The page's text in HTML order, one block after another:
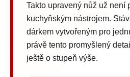
Takto upravený nůž už není
kuchyňským nástrojem.
dárkem vytvořeným pro
právě tento promyšlený
ještě o stupeň výše.